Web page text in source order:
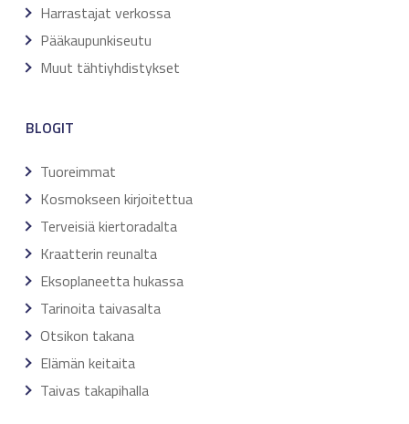
Harrastajat verkossa
Pääkaupunkiseutu
Muut tähtiyhdistykset
BLOGIT
Tuoreimmat
Kosmokseen kirjoitettua
Terveisiä kiertoradalta
Kraatterin reunalta
Eksoplaneetta hukassa
Tarinoita taivasalta
Otsikon takana
Elämän keitaita
Taivas takapihalla